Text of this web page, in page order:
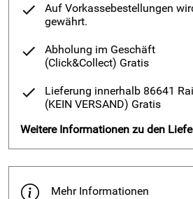
Auf Vorkassebestellungen
gewährt.
Abholung im Geschäft
(Click&Collect) Gratis
Lieferung innerhalb 86641
(KEIN VERSAND) Gratis
Weitere Informationen zu den
Mehr Informationen